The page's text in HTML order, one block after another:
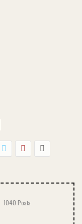
1040 Posts